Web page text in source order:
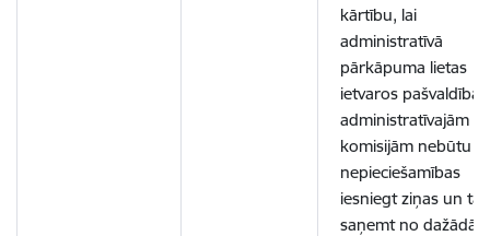
kārtību, lai
administratīvā
pārkāpuma lietas
ietvaros pašvaldības
administratīvajām
komisijām nebūtu
nepieciešamības
iesniegt ziņas un tās
saņemt no dažādām